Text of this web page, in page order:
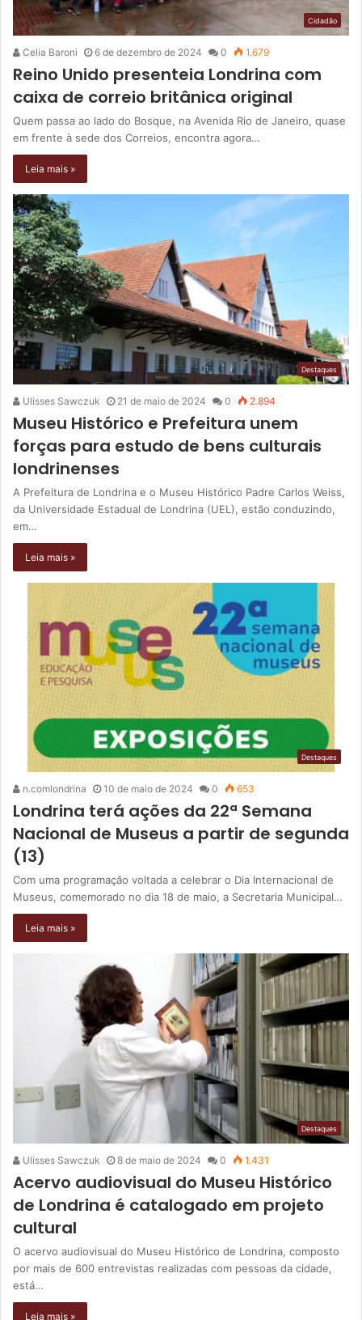
Cidadão
Celia Baroni 6 de dezembro de 2024 0 1.679
Reino Unido presenteia Londrina com
caixa de correio britânica original
Quem passa ao lado do Bosque, na Avenida Rio de Janeiro, quase
em frente à sede dos Correios, encontra agora…
Leia mais »
Destaques
Ulisses Sawczuk 21 de maio de 2024 0 2.894
Museu Histórico e Prefeitura unem
forças para estudo de bens culturais
londrinenses
A Prefeitura de Londrina e o Museu Histórico Padre Carlos Weiss,
da Universidade Estadual de Londrina (UEL), estão conduzindo,
em…
Leia mais »
Destaques
n.comlondrina 10 de maio de 2024 0 653
Londrina terá ações da 22ª Semana
Nacional de Museus a partir de segunda
(13)
Com uma programação voltada a celebrar o Dia Internacional de
Museus, comemorado no dia 18 de maio, a Secretaria Municipal…
Leia mais »
Destaques
Ulisses Sawczuk 8 de maio de 2024 0 1.431
Acervo audiovisual do Museu Histórico
de Londrina é catalogado em projeto
cultural
O acervo audiovisual do Museu Histórico de Londrina, composto
por mais de 600 entrevistas realizadas com pessoas da cidade,
está…
Leia mais »